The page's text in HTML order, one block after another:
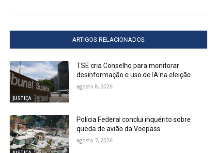
ARTIGOS RELACIONADOS
JUSTIÇA
TSE cria Conselho para monitorar
desinformação e uso de IA na eleição
agosto 8, 2026
Polícia Federal conclui inquérito sobre
queda de avião da Voepass
agosto 7, 2026